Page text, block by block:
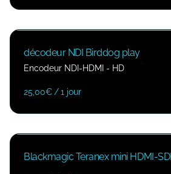
décodeur NDI Birddog play
Encodeur NDI-HDMI - HD
/
Blackmagic Teranex mini HDMI-SDI